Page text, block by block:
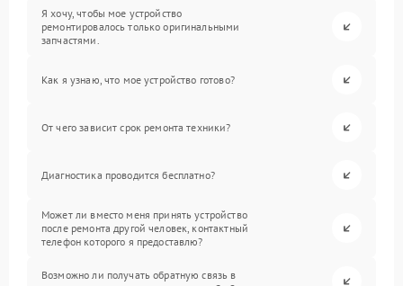
Я хочу, чтобы мое устройство
ремонтировалось только оригинальными
запчастями.
Как я узнаю, что мое устройство готово?
От чего зависит срок ремонта техники?
Диагностика проводится бесплатно?
Может ли вместо меня принять устройство
после ремонта другой человек, контактный
телефон которого я предоставлю?
Возможно ли получать обратную связь в